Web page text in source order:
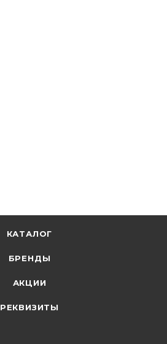
КАТАЛОГ
БРЕНДЫ
АКЦИИ
РЕКВИЗИТЫ